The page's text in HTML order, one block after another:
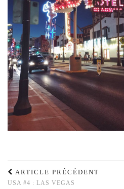
ARTICLE PRÉCÉDENT
USA #4 : LAS VEGAS